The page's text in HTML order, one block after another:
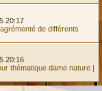
20:17
de différents
20:16
thématique dame nature |